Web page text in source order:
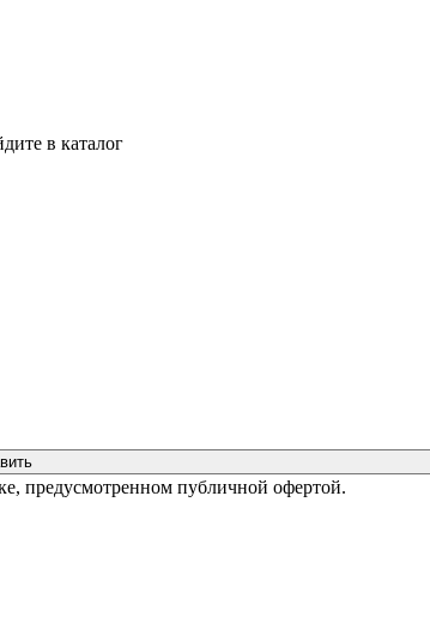
в каталог
предусмотренном публичной офертой.